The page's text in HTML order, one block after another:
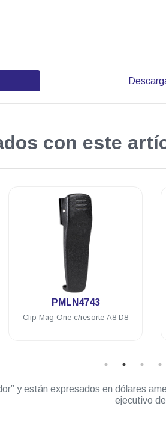
con este
.
PMLN4743
Clip Mag One c/resorte A8 D8
y están expresados en dólares
ejecutivo